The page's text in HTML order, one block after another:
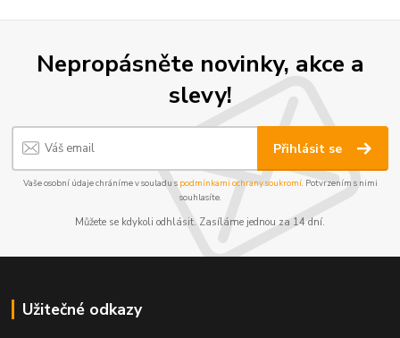
Nepropásněte novinky, akce a
slevy!
Přihlásit se
Vaše osobní údaje chráníme v souladu s podmínkami ochrany soukromí. Potvrzením s nimi
souhlasíte.
Můžete se kdykoli odhlásit. Zasíláme jednou za 14 dní.
Užitečné odkazy